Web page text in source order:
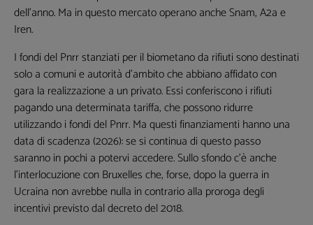
dell'anno. Ma in questo mercato operano anche Snam, A2a e
Iren.
I fondi del Pnrr stanziati per il biometano da rifiuti sono destinati
solo a comuni e autorità d'ambito che abbiano affidato con
gara la realizzazione a un privato. Essi conferiscono i rifiuti
pagando una determinata tariffa, che possono ridurre
utilizzando i fondi del Pnrr. Ma questi finanziamenti hanno una
data di scadenza (2026): se si continua di questo passo
saranno in pochi a potervi accedere. Sullo sfondo c'è anche
l'interlocuzione con Bruxelles che, forse, dopo la guerra in
Ucraina non avrebbe nulla in contrario alla proroga degli
incentivi previsto dal decreto del 2018.